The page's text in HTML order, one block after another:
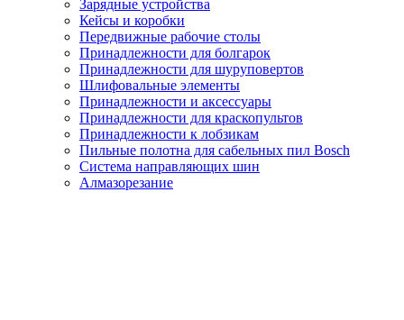
Зарядные устройства
Кейсы и коробки
Передвижные рабочие столы
Принадлежности для болгарок
Принадлежности для шуруповертов
Шлифовальные элементы
Принадлежности и аксессуары
Принадлежности для краскопультов
Принадлежности к лобзикам
Пильные полотна для сабельных пил Bosch
Система направляющих шин
Алмазорезание